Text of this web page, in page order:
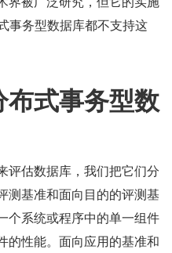
事务型数据库都不支持这
式事务型数
评估数据库，我们把它们分
测基准和面向目的的评测基
个系统或程序中的单一组件
的性能。面向应用的基准和